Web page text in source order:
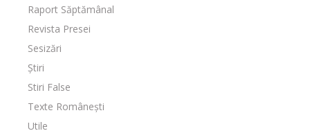
Raport Săptămânal
Revista Presei
Sesizări
Știri
Stiri False
Texte Românești
Utile